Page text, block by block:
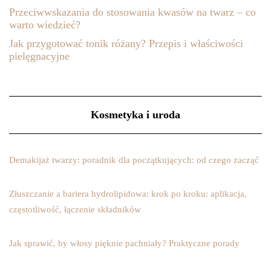
Przeciwwskazania do stosowania kwasów na twarz – co
warto wiedzieć?
Jak przygotować tonik różany? Przepis i właściwości
pielęgnacyjne
Kosmetyka i uroda
Demakijaż twarzy: poradnik dla początkujących: od czego zacząć
Złuszczanie a bariera hydrolipidowa: krok po kroku: aplikacja,
częstotliwość, łączenie składników
Jak sprawić, by włosy pięknie pachniały? Praktyczne porady